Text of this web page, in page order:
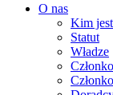
O nas
Kim
Statut
Władze